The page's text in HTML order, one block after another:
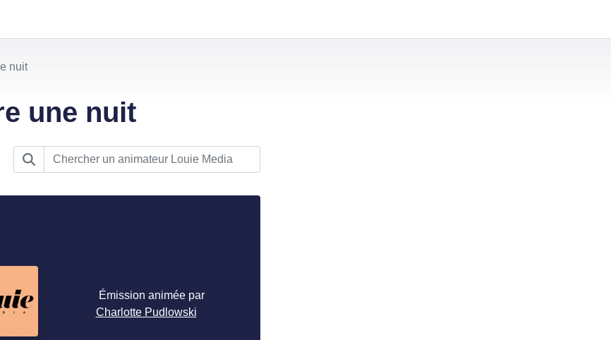
nuit
une nuit
Émission animée par
Charlotte Pudlowski